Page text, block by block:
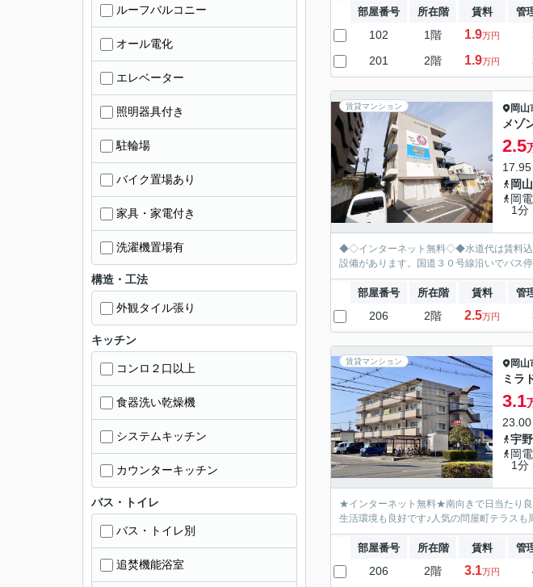
部屋番号 所在階 賃料 管
102 1階 1.9万円
201 2階 1.9万円
賃貸マンション 岡山
メゾ
2.5
岡
岡
1分
◆◇インターネット無料◇◆水道代は賃料込
設備があります。国道３０号線沿いでバス
部屋番号 所在階 賃料 管
206 2階 2.5万円
賃貸マンション 岡山
ミラ
3.1
宇
岡
1分
★インターネット無料★南向きで日当たり良
生活環境も良好です♪人気の問屋町テラスも
部屋番号 所在階 賃料 管
206 2階 3.1万円
ルーフバルコニー
オール電化
エレベーター
照明器具付き
駐輪場
バイク置場あり
家具・家電付き
洗濯機置場有
構造・工法
外観タイル張り
キッチン
コンロ２口以上
食器洗い乾燥機
システムキッチン
カウンターキッチン
バス・トイレ
バス・トイレ別
追焚機能浴室